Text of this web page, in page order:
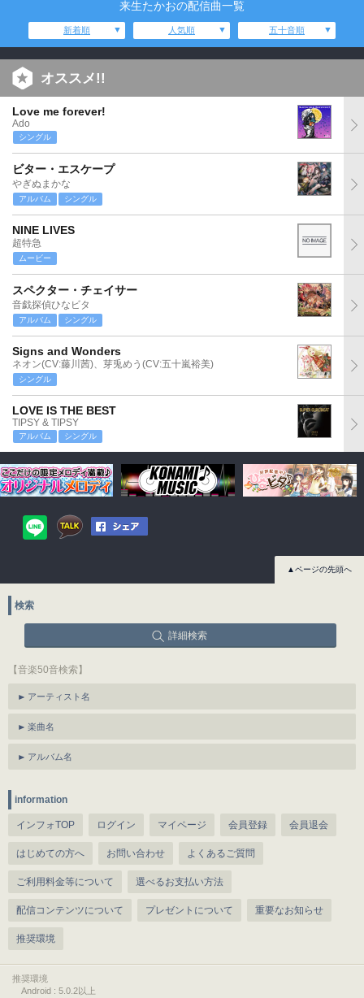
来生たかおの配信曲一覧
新着順 人気順 五十音順
オススメ!!
Love me forever!
Ado
シングル
ビター・エスケープ
やぎぬまかな
アルバム シングル
NINE LIVES
超特急
ムービー
スペクター・チェイサー
音戯探偵ひなビタ
アルバム シングル
Signs and Wonders
ネオン(CV:藤川茜)、芽兎めう(CV:五十嵐裕美)
シングル
LOVE IS THE BEST
TIPSY & TIPSY
アルバム シングル
▲ページの先頭へ
検索
詳細検索
【音楽50音検索】
アーティスト名
楽曲名
アルバム名
information
インフォTOP ログイン マイページ 会員登録 会員退会
はじめての方へ お問い合わせ よくあるご質問
ご利用料金等について 選べるお支払い方法
配信コンテンツについて プレゼントについて 重要なお知らせ
推奨環境
推奨環境
Android : 5.0.2以上